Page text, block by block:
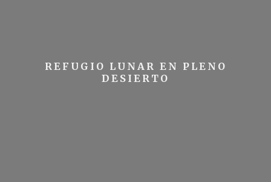
REFUGIO LUNAR EN PLENO
DESIERTO